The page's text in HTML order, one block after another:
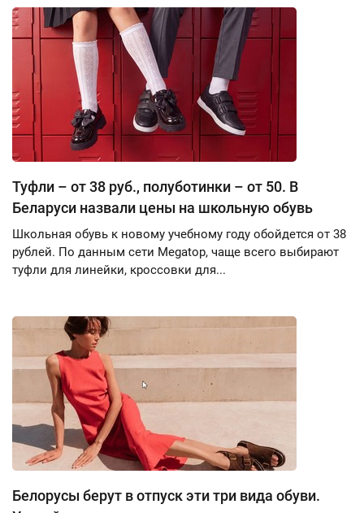
Туфли – от 38 руб., полуботинки – от 50. В
Беларуси назвали цены на школьную обувь
Школьная обувь к новому учебному году обойдется от 38
рублей. По данным сети Megatop, чаще всего выбирают
туфли для линейки, кроссовки для...
Белорусы берут в отпуск эти три вида обуви.